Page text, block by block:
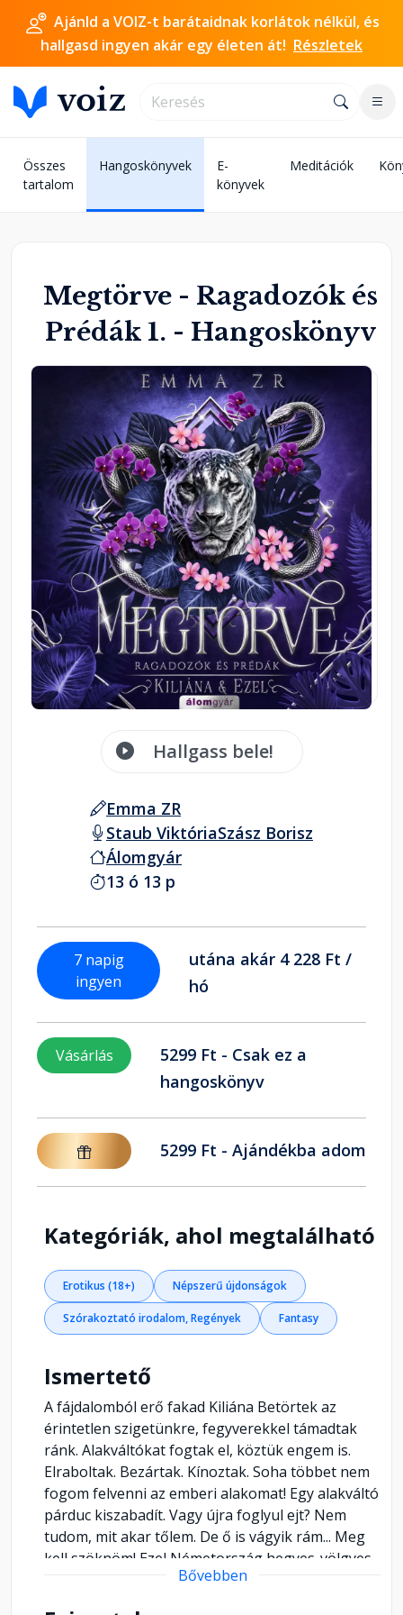
Ajánld a VOIZ-t barátaidnak korlátok nélkül, és
hallgasd ingyen akár egy életen át! Részletek
Összes
tartalom
Hangoskönyvek
E-
könyvek
Meditációk
Megtörve - Ragadozók és
Prédák 1. - Hangoskönyv
Hallgass bele!
Emma ZR
Staub ViktóriaSzász Borisz
Álomgyár
13 ó 13 p
7 napig
ingyen
utána akár 4 228 Ft /
hó
Vásárlás
5299 Ft - Csak ez a
hangoskönyv
5299 Ft - Ajándékba adom
Kategóriák, ahol megtalálható
Erotikus (18+) Népszerű újdonságok
Szórakoztató irodalom, Regények Fantasy
Ismertető
A fájdalomból erő fakad Kiliána Betörtek az
érintetlen szigetünkre, fegyverekkel támadtak
ránk. Alakváltókat fogtak el, köztük engem is.
Elraboltak. Bezártak. Kínoztak. Soha többet nem
fogom felvenni az emberi alakomat! Egy alakváltó
párduc kiszabadít. Vagy újra foglyul ejt? Nem
tudom, mit akar tőlem. De ő is vágyik rám... Meg
kell szöknöm! Ezel Németország hegyes-völgyes
tájai kedveznek a Szövetségnek. A levegő remek,
Bővebben